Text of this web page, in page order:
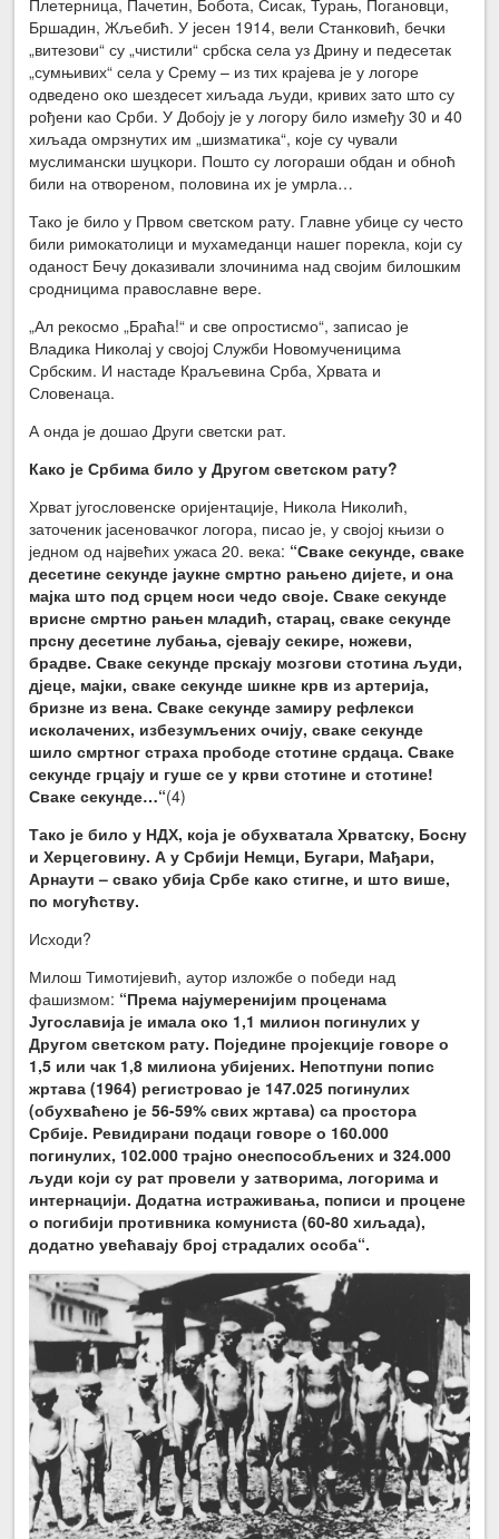
Плетерница, Пачетин, Бобота, Сисак, Турањ, Погановци,
Бршадин, Жљебић. У јесен 1914, вели Станковић, бечки
„витезови“ су „чистили“ србска села уз Дрину и педесетак
„сумњивих“ села у Срему – из тих крајева је у логоре
одведено око шездесет хиљада људи, кривих зато што су
рођени као Срби. У Добоју је у логору било између 30 и 40
хиљада омрзнутих им „шизматика“, које су чували
муслимански шуцкори. Пошто су логораши обдан и обноћ
били на отвореном, половина их је умрла…
Тако је било у Првом светском рату. Главне убице су често
били римокатолици и мухамеданци нашег порекла, који су
оданост Бечу доказивали злочинима над својим билошким
сродницима православне вере.
„Ал рекосмо „Браћа!“ и све опростисмо“, записао је
Владика Николај у својој Служби Новомученицима
Србским. И настаде Краљевина Срба, Хрвата и
Словенаца.
А онда је дошао Други светски рат.
Како је Србима било у Другом светском рату?
Хрват југословенске оријентације, Никола Николић,
заточеник јасеновачког логора, писао је, у својој књизи о
једном од највећих ужаса 20. века: “Сваке секунде, сваке
десетине секунде јаукне смртно рањено дијете, и она
мајка што под срцем носи чедо своје. Сваке секунде
врисне смртно рањен младић, старац, сваке секунде
прсну десетине лубања, сјевају секире, ножеви,
брадве. Сваке секунде прскају мозгови стотина људи,
дјеце, мајки, сваке секунде шикне крв из артерија,
бризне из вена. Сваке секунде замиру рефлекси
исколачених, избезумљених очију, сваке секунде
шило смртног страха прободе стотине срдаца. Сваке
секунде грцају и гуше се у крви стотине и стотине!
Сваке секунде…“(4)
Тако је било у НДХ, која је обухватала Хрватску, Босну
и Херцеговину. А у Србији Немци, Бугари, Мађари,
Арнаути – свако убија Србе како стигне, и што више,
по могућству.
Исходи?
Милош Тимотијевић, аутор изложбе о победи над
фашизмом: “Према најумеренијим проценама
Југославија је имала око 1,1 милион погинулих у
Другом светском рату. Поједине пројекције говоре о
1,5 или чак 1,8 милиона убијених. Непотпуни попис
жртава (1964) регистровао је 147.025 погинулих
(обухваћено је 56-59% свих жртава) са простора
Србије. Ревидирани подаци говоре о 160.000
погинулих, 102.000 трајно онеспособљених и 324.000
људи који су рат провели у затворима, логорима и
интернацији. Додатна истраживања, пописи и процене
о погибији противника комуниста (60-80 хиљада),
додатно увећавају број страдалих особа“.